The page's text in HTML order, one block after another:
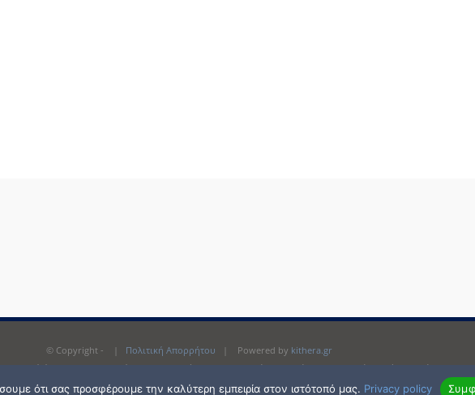
© Copyright - | Πολιτική Απορρήτου | Powered by kithera.gr
ή και αναπαραγωγή του περιεχομένου της ιστοσελίδας, χωρίς την προηγούμενη έγραφη άδεια του
ότι σας προσφέρουμε την καλύτερη εμπειρία στον ιστότοπό μας. Privacy policy